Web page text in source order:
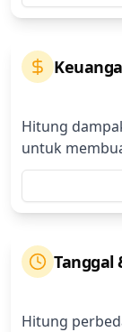
Hitung
untuk
Tanggal
Hitung